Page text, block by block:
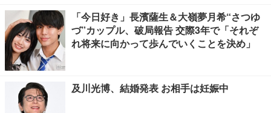
「今日好き」長濱薩生＆大嶺夢月希“さつゆ
づ”カップル、破局報告 交際3年で「それぞ
れ将来に向かって歩んでいくことを決め」
及川光博、結婚発表 お相手は妊娠中